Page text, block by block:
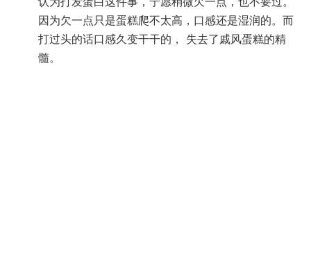
因为欠一点只是蛋糕爬不太高，口感还是湿润的。而
打过头的话口感久变干干的， 失去了戚风蛋糕的精
髓。